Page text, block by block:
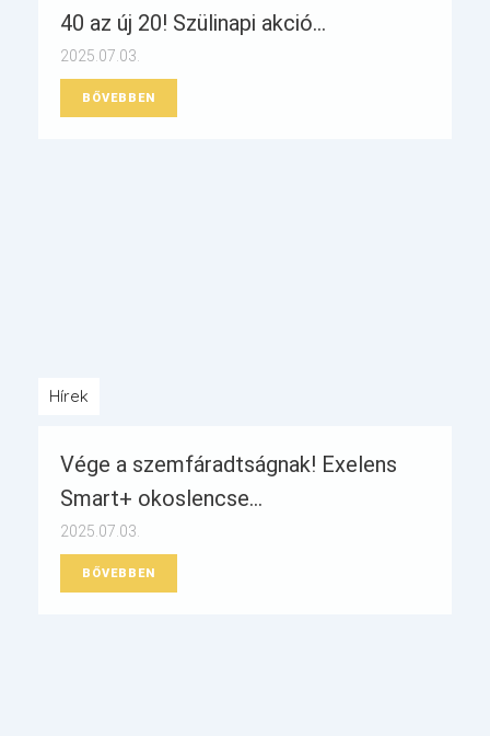
40 az új 20! Szülinapi akció...
2025.07.03.
BŐVEBBEN
Hírek
Vége a szemfáradtságnak! Exelens
Smart+ okoslencse...
2025.07.03.
BŐVEBBEN